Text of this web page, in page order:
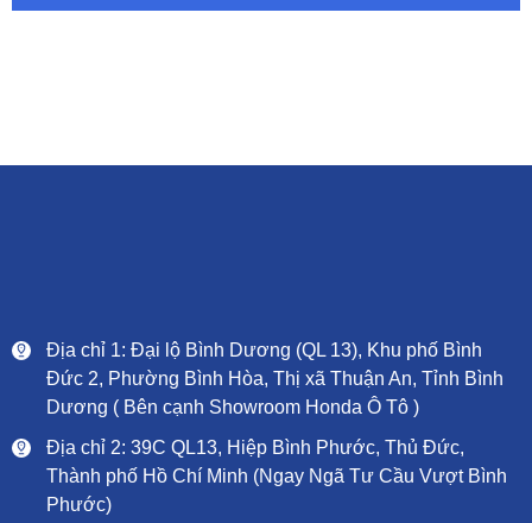
Địa chỉ 1: Đại lộ Bình Dương (QL 13), Khu phố Bình
Đức 2, Phường Bình Hòa, Thị xã Thuận An, Tỉnh Bình
Dương ( Bên cạnh Showroom Honda Ô Tô )
Địa chỉ 2: 39C QL13, Hiệp Bình Phước, Thủ Đức,
Thành phố Hồ Chí Minh (Ngay Ngã Tư Cầu Vượt Bình
Phước)